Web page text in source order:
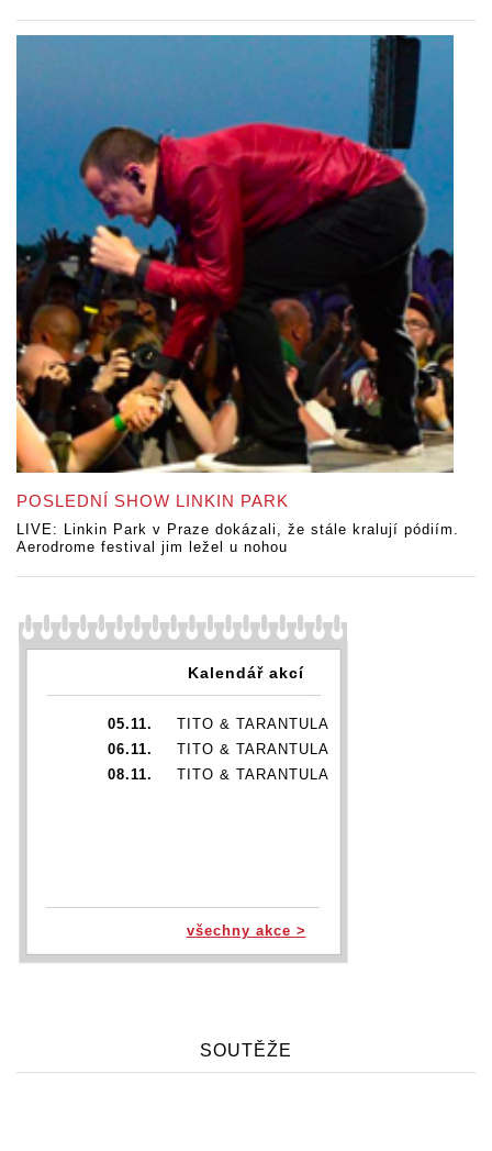
POSLEDNÍ SHOW LINKIN PARK
LIVE: Linkin Park v Praze dokázali, že stále kralují pódiím.
Aerodrome festival jim ležel u nohou
Kalendář akcí
05.11.
TITO & TARANTULA
06.11.
TITO & TARANTULA
08.11.
TITO & TARANTULA
všechny akce >
SOUTĚŽE